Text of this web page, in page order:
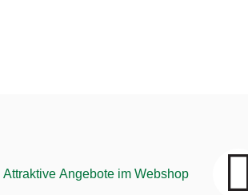
Attraktive Angebote im Webshop